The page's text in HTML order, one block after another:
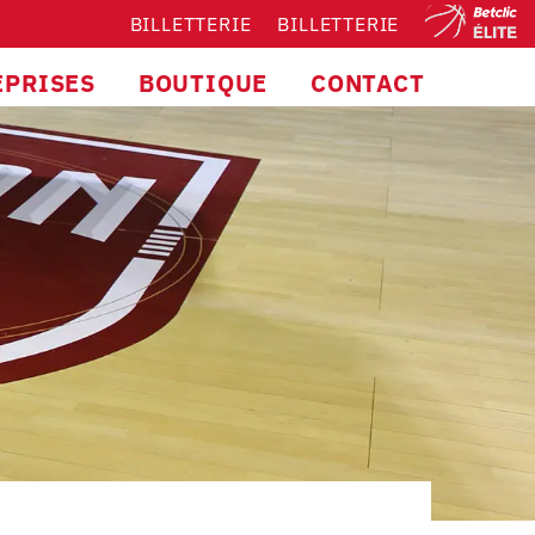
BILLETTERIE BILLETTERIE
BOUTIQUE CONTACT